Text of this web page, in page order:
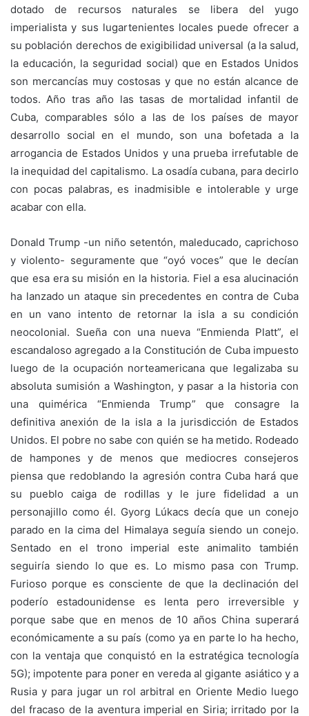
dotado de recursos naturales se libera del yugo
imperialista y sus lugartenientes locales puede ofrecer a
su población derechos de exigibilidad universal (a la salud,
la educación, la seguridad social) que en Estados Unidos
son mercancías muy costosas y que no están alcance de
todos. Año tras año las tasas de mortalidad infantil de
Cuba, comparables sólo a las de los países de mayor
desarrollo social en el mundo, son una bofetada a la
arrogancia de Estados Unidos y una prueba irrefutable de
la inequidad del capitalismo. La osadía cubana, para decirlo
con pocas palabras, es inadmisible e intolerable y urge
acabar con ella.
Donald Trump -un niño setentón, maleducado, caprichoso
y violento- seguramente que “oyó voces” que le decían
que esa era su misión en la historia. Fiel a esa alucinación
ha lanzado un ataque sin precedentes en contra de Cuba
en un vano intento de retornar la isla a su condición
neocolonial. Sueña con una nueva “Enmienda Platt”, el
escandaloso agregado a la Constitución de Cuba impuesto
luego de la ocupación norteamericana que legalizaba su
absoluta sumisión a Washington, y pasar a la historia con
una quimérica “Enmienda Trump” que consagre la
definitiva anexión de la isla a la jurisdicción de Estados
Unidos. El pobre no sabe con quién se ha metido. Rodeado
de hampones y de menos que mediocres consejeros
piensa que redoblando la agresión contra Cuba hará que
su pueblo caiga de rodillas y le jure fidelidad a un
personajillo como él. Gyorg Lúkacs decía que un conejo
parado en la cima del Himalaya seguía siendo un conejo.
Sentado en el trono imperial este animalito también
seguiría siendo lo que es. Lo mismo pasa con Trump.
Furioso porque es consciente de que la declinación del
poderío estadounidense es lenta pero irreversible y
porque sabe que en menos de 10 años China superará
económicamente a su país (como ya en parte lo ha hecho,
con la ventaja que conquistó en la estratégica tecnología
5G); impotente para poner en vereda al gigante asiático y a
Rusia y para jugar un rol arbitral en Oriente Medio luego
del fracaso de la aventura imperial en Siria; irritado por la